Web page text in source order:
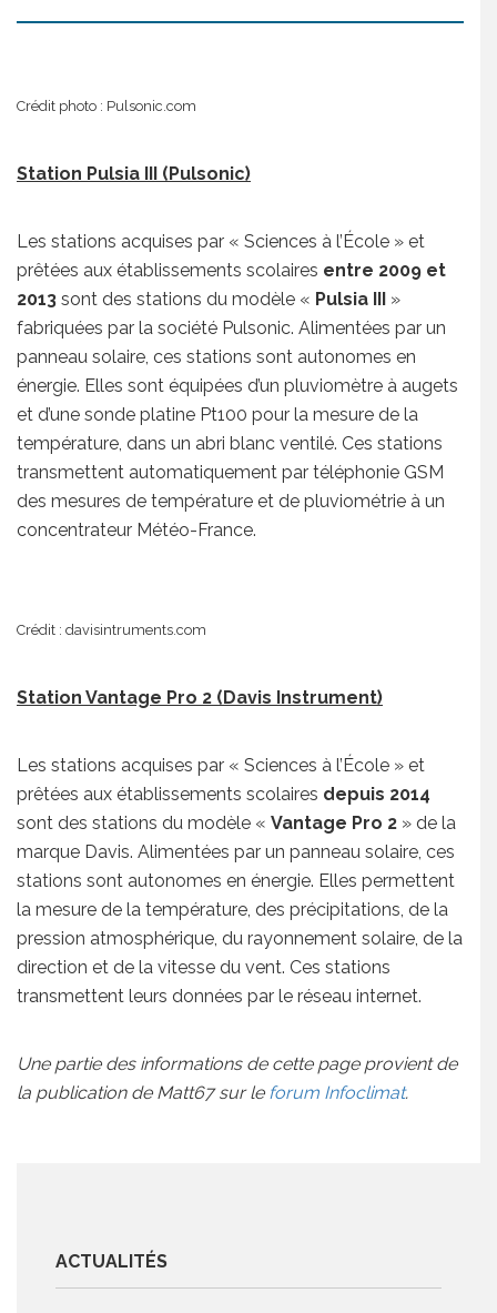
Crédit photo : Pulsonic.com
Station Pulsia III (Pulsonic)
Les stations acquises par « Sciences à l’École » et
prêtées aux établissements scolaires entre 2009 et
2013 sont des stations du modèle « Pulsia III »
fabriquées par la société Pulsonic. Alimentées par un
panneau solaire, ces stations sont autonomes en
énergie. Elles sont équipées d’un pluviomètre à augets
et d’une sonde platine Pt100 pour la mesure de la
température, dans un abri blanc ventilé. Ces stations
transmettent automatiquement par téléphonie GSM
des mesures de température et de pluviométrie à un
concentrateur Météo-France.
Crédit : davisintruments.com
Station Vantage Pro 2 (Davis Instrument)
Les stations acquises par « Sciences à l’École » et
prêtées aux établissements scolaires depuis 2014
sont des stations du modèle « Vantage Pro 2 » de la
marque Davis. Alimentées par un panneau solaire, ces
stations sont autonomes en énergie. Elles permettent
la mesure de la température, des précipitations, de la
pression atmosphérique, du rayonnement solaire, de la
direction et de la vitesse du vent. Ces stations
transmettent leurs données par le réseau internet.
Une partie des informations de cette page provient de
la publication de Matt67 sur le forum Infoclimat.
ACTUALITÉS